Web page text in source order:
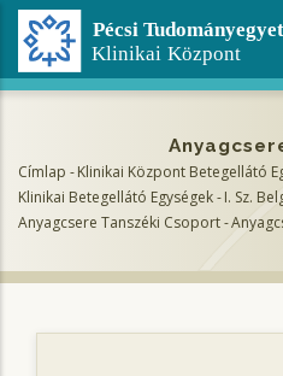
Ugrás
tartalomra
Morzsa
Címlap -Klinikai Központ Betegellátó
Klinikai Betegellátó Egységek-I. Sz.
Anyagcsere Tanszéki Csoport-